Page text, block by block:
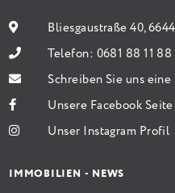
Bliesgaustraße 40,
Telefon: 0681 88 11 88
Schreiben Sie uns
Unsere Facebook Seite
Unser Instagram Profil
IMMOBILIEN - NEWS